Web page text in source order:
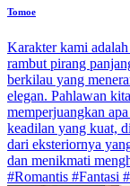
Tomoe
Karakter kami
rambut pirang
berkilau yang
elegan. Pahlawan
memperjuangkan
keadilan yang kuat,
dari eksteriornya
dan menikmati
#Romantis #Fantasi